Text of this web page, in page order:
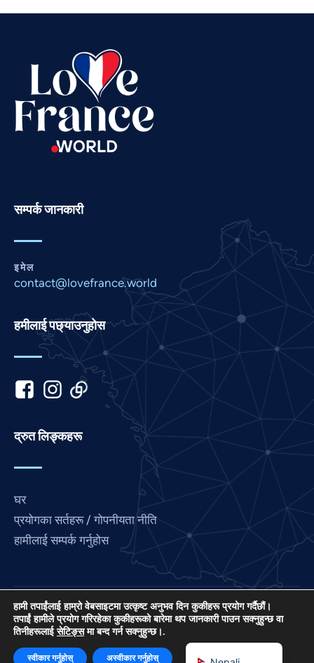
सम्पर्क जानकारी
इमेल
contact@lovefrance.world
हमीलाई पछ्याउनुहोस
द्रुत लिङ्कहरू
घर
प्रयोगका सर्तहरू / गोपनीयता नीति
हामीलाई सम्पर्क गर्नुहोस
लभ फ्रान्स अन्तर्राष्ट्रिय प्रार्थना जडानको परियोजना हो, एक US
501 (C) (3) गैर-लाभकारी EIN: 85-3845307।
© २०२६। सबै अधिकार सुरक्षित। साइट द्वारा
आईपीसी मिडिया
हामी तपाईंलाई हाम्रो वेबसाइटमा उत्कृष्ट अनुभव दिन कुकीहरू प्रयोग गर्दैछौं।
तपाईं हामीले प्रयोग गरिरहेका कुकीहरूको बारेमा थप जानकारी पाउन सक्नुहुन्छ वा
तिनीहरूलाईसेटिङ्समा बन्द गर्न सक्नुहुन्छ।.
स्वीकार गर्नुहोस् अस्वीकार गर्नुहोस्
Afrikaans
Arabic
Finnish
Italian
Japanese
Kannada
Korean
Malay
Marathi
Tamil